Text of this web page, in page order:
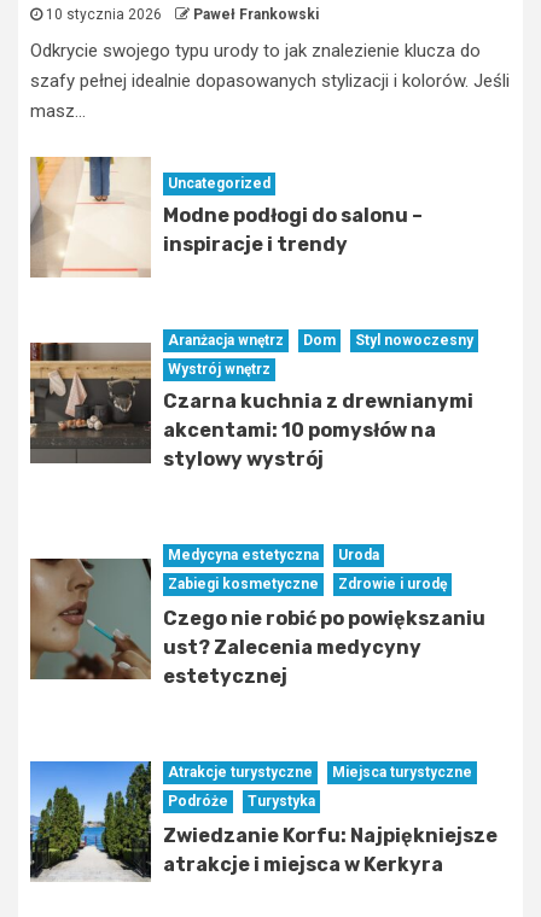
10 stycznia 2026 Paweł Frankowski
Odkrycie swojego typu urody to jak znalezienie klucza do
szafy pełnej idealnie dopasowanych stylizacji i kolorów. Jeśli
masz...
Uncategorized
Modne podłogi do salonu –
inspiracje i trendy
Aranżacja wnętrz Dom
Styl nowoczesny
Wystrój wnętrz
Czarna kuchnia z drewnianymi
akcentami: 10 pomysłów na
stylowy wystrój
Medycyna estetyczna
Uroda
Zabiegi kosmetyczne
Zdrowie i urodę
Czego nie robić po powiększaniu
ust? Zalecenia medycyny
estetycznej
Atrakcje turystyczne
Miejsca turystyczne
Podróże
Turystyka
Zwiedzanie Korfu: Najpiękniejsze
atrakcje i miejsca w Kerkyra